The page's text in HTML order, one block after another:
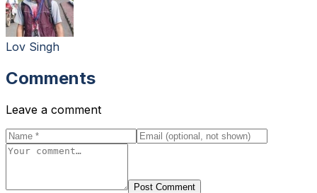
Lov Singh
Comments
Leave a comment
Post Comment